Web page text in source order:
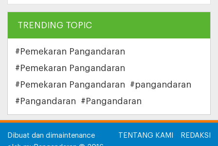
TRENDING TOPIC
#Pemekaran Pangandaran
#Pemekaran Pangandaran
#Pemekaran Pangandaran
#pangandaran
#Pangandaran
#Pangandaran
Dibuat dan dimaintenance
TENTANG KAMI REDAKSI